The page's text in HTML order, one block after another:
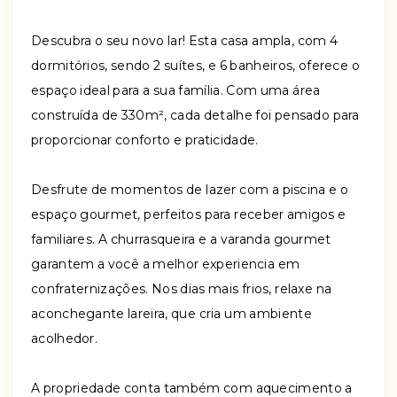
Descubra o seu novo lar! Esta casa ampla, com 4
dormitórios, sendo 2 suítes, e 6 banheiros, oferece o
espaço ideal para a sua família. Com uma área
construída de 330m², cada detalhe foi pensado para
proporcionar conforto e praticidade.
Desfrute de momentos de lazer com a piscina e o
espaço gourmet, perfeitos para receber amigos e
familiares. A churrasqueira e a varanda gourmet
garantem a você a melhor experiencia em
confraternizações. Nos dias mais frios, relaxe na
aconchegante lareira, que cria um ambiente
acolhedor.
A propriedade conta também com aquecimento a